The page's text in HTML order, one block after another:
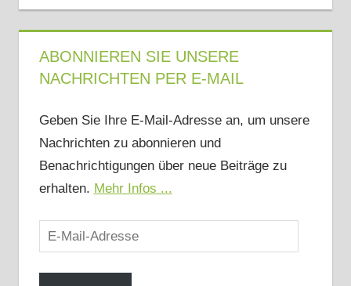
ABONNIEREN SIE UNSERE
NACHRICHTEN PER E-MAIL
Geben Sie Ihre E-Mail-Adresse an, um unsere
Nachrichten zu abonnieren und
Benachrichtigungen über neue Beiträge zu
erhalten. Mehr Infos ...
E-
Mail-
Adresse